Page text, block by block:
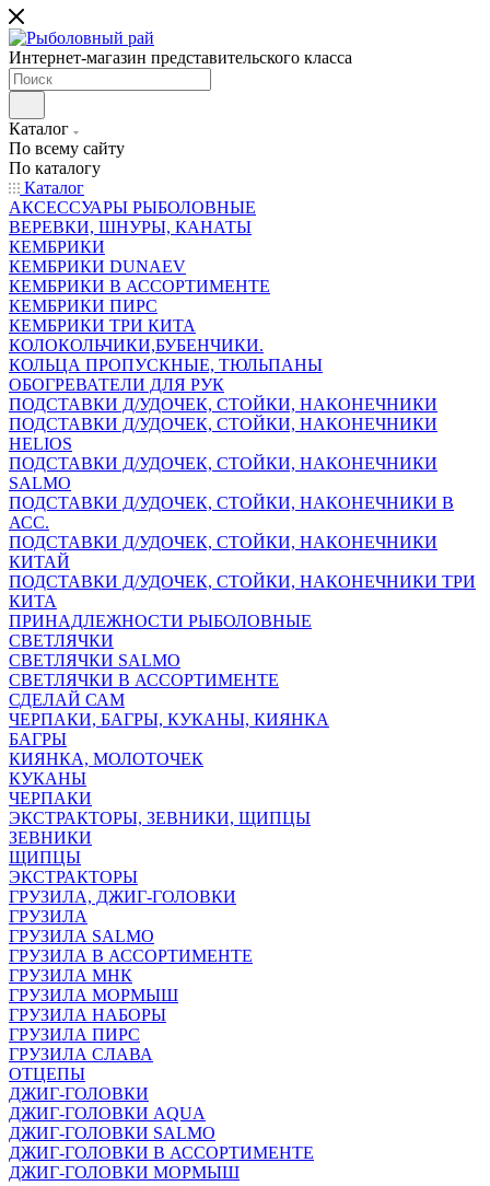
Интернет-магазин представительского класса
Каталог
По всему сайту
По каталогу
Каталог
АКСЕССУАРЫ РЫБОЛОВНЫЕ
ВЕРЕВКИ, ШНУРЫ, КАНАТЫ
КЕМБРИКИ
КЕМБРИКИ DUNAEV
КЕМБРИКИ В АССОРТИМЕНТЕ
КЕМБРИКИ ПИРС
КЕМБРИКИ ТРИ КИТА
КОЛОКОЛЬЧИКИ,БУБЕНЧИКИ.
КОЛЬЦА ПРОПУСКНЫЕ, ТЮЛЬПАНЫ
ОБОГРЕВАТЕЛИ ДЛЯ РУК
ПОДСТАВКИ Д/УДОЧЕК, СТОЙКИ, НАКОНЕЧНИКИ
ПОДСТАВКИ Д/УДОЧЕК, СТОЙКИ, НАКОНЕЧНИКИ
HELIOS
ПОДСТАВКИ Д/УДОЧЕК, СТОЙКИ, НАКОНЕЧНИКИ
SALMO
ПОДСТАВКИ Д/УДОЧЕК, СТОЙКИ, НАКОНЕЧНИКИ В
АСС.
ПОДСТАВКИ Д/УДОЧЕК, СТОЙКИ, НАКОНЕЧНИКИ
КИТАЙ
ПОДСТАВКИ Д/УДОЧЕК, СТОЙКИ, НАКОНЕЧНИКИ ТРИ
КИТА
ПРИНАДЛЕЖНОСТИ РЫБОЛОВНЫЕ
СВЕТЛЯЧКИ
СВЕТЛЯЧКИ SALMO
СВЕТЛЯЧКИ В АССОРТИМЕНТЕ
СДЕЛАЙ САМ
ЧЕРПАКИ, БАГРЫ, КУКАНЫ, КИЯНКА
БАГРЫ
КИЯНКА, МОЛОТОЧЕК
КУКАНЫ
ЧЕРПАКИ
ЭКСТРАКТОРЫ, ЗЕВНИКИ, ЩИПЦЫ
ЗЕВНИКИ
ЩИПЦЫ
ЭКСТРАКТОРЫ
ГРУЗИЛА, ДЖИГ-ГОЛОВКИ
ГРУЗИЛА
ГРУЗИЛА SALMO
ГРУЗИЛА В АССОРТИМЕНТЕ
ГРУЗИЛА МНК
ГРУЗИЛА МОРМЫШ
ГРУЗИЛА НАБОРЫ
ГРУЗИЛА ПИРС
ГРУЗИЛА СЛАВА
ОТЦЕПЫ
ДЖИГ-ГОЛОВКИ
ДЖИГ-ГОЛОВКИ AQUA
ДЖИГ-ГОЛОВКИ SALMO
ДЖИГ-ГОЛОВКИ В АССОРТИМЕНТЕ
ДЖИГ-ГОЛОВКИ МОРМЫШ